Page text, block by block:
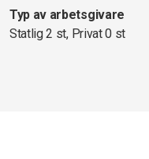
Typ av arbetsgivare
Statlig 2 st, Privat 0 st